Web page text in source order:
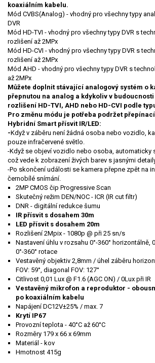
koaxiálním kabelu.
Mód CVBS(Analog) - vhodný pro všechny typy
DVR
Mód HD-TVI - vhodný pro všechny typy DVR s
rozlišení až 2MPx
Mód HD-CVI - vhodný pro všechny typy DVR s
rozlišení až 2MPx
Mód AHD - vhodný pro všechny typy DVR s
až 2MPx
Můžete doplnit stávající analogový systém o
přepnutou na analog a kdykoliv v budoucnosti
rozlišení HD-TVI, AHD nebo HD-CVI podle
Pro změnu módu je potřeba podržet
Hybridní Smart přísvit IR/LED:
-Když v záběru není žádná osoba nebo vozidlo,
pouze infračervené světlo.
-Když se objeví vozidlo nebo osoba, automaticky
což vede k zobrazení živých barev s jasnými
-Po skončení události se kamera přepne zpět na
černobílé snímání.
2MP CMOS čip Progressive Scan
Skutečný režim DEN/NOC - ICR (IR cut filtr)
DNR - digitální redukce šumu
IR přísvit s dosahem 30m
LED přísvit s dosahem 20m
Rozlišení 2Mpix - 1080p @ při 25 sn/s
Nastavení úhlu v rozsahu 0°-360° horizontálně,
0°-360° rotace
Vestavěný objektiv 2,8mm / úhel záběru
FOV: 59°, diagonal FOV: 127°
Citlivost 0,01 Lux @ F1.6 (AGC ON) / 0Lux při IR
Vestavěný mikrofon a reproduktor -
po koaxiálním kabelu
Napájení DC12V±25% / max. 7
Krytí IP67
Provozní teplota - 40°C až 60°C
Rozměry 179 x 66 x 69mm
Materiál - kov
Hmotnost 415g